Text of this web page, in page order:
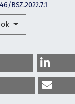
BSZ.2022.7.1